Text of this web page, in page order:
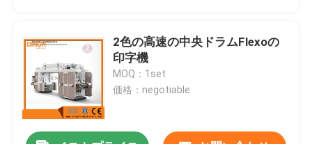
プロダクト
私達について
工場旅行
2色の高速の中央ドラムFlexoの
印字機
MOQ：1set
価格：negotiable